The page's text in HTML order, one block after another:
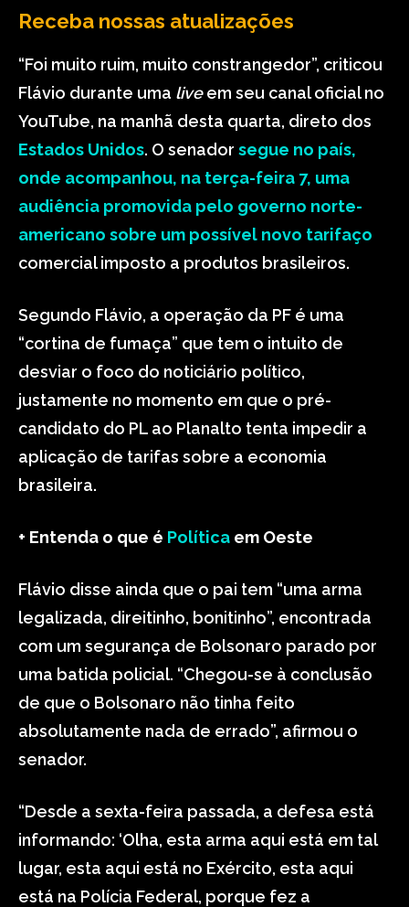
Receba nossas atualizações
“Foi muito ruim, muito constrangedor”, criticou
Flávio durante uma liveem seu canal oficial no
YouTube, na manhã desta quarta, direto dos
Estados Unidos. O senador segue no país,
onde acompanhou, na terça-feira 7, uma
audiência promovida pelo governo norte-
americano sobre um possível novo tarifaço
comercial imposto a produtos brasileiros.
Segundo Flávio, a operação da PF é uma
“cortina de fumaça” que tem o intuito de
desviar o foco do noticiário político,
justamente no momento em que o pré-
candidato do PL ao Planalto tenta impedir a
aplicação de tarifas sobre a economia
brasileira.
+ Entenda o que é Política em Oeste
Flávio disse ainda que o pai tem “uma arma
legalizada, direitinho, bonitinho”, encontrada
com um segurança de Bolsonaro parado por
uma batida policial. “Chegou-se à conclusão
de que o Bolsonaro não tinha feito
absolutamente nada de errado”, afirmou o
senador.
“Desde a sexta-feira passada, a defesa está
informando: ‘Olha, esta arma aqui está em tal
lugar, esta aqui está no Exército, esta aqui
está na Polícia Federal, porque fez a